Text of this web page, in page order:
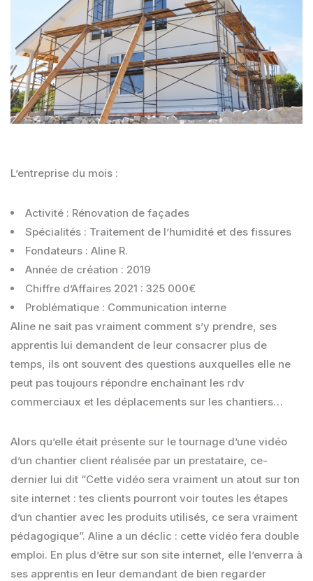
L’entreprise du mois :
Activité : Rénovation de façades
Spécialités : Traitement de l’humidité et des fissures
Fondateurs : Aline R.
Année de création : 2019
Chiffre d’Affaires 2021 : 325 000€
Problématique : Communication interne
Aline ne sait pas vraiment comment s’y prendre, ses
apprentis lui demandent de leur consacrer plus de
temps, ils ont souvent des questions auxquelles elle ne
peut pas toujours répondre enchaînant les rdv
commerciaux et les déplacements sur les chantiers…
Alors qu’elle était présente sur le tournage d’une vidéo
d’un chantier client réalisée par un prestataire, ce-
dernier lui dit “Cette vidéo sera vraiment un atout sur ton
site internet : tes clients pourront voir toutes les étapes
d’un chantier avec les produits utilisés, ce sera vraiment
pédagogique”. Aline a un déclic : cette vidéo fera double
emploi. En plus d’être sur son site internet, elle l’enverra à
ses apprentis en leur demandant de bien regarder